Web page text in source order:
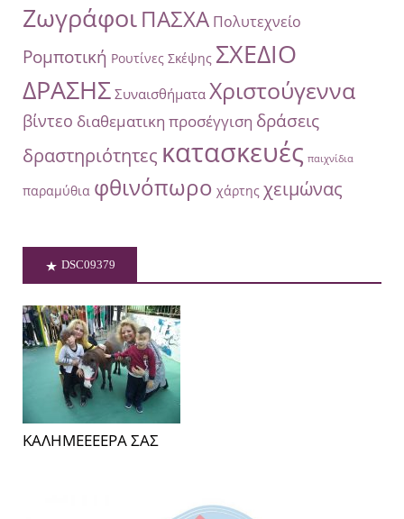
ΖωγράφοιΠΑΣΧΑ Πολυτεχνείο
Ρομποτική Ρουτίνες Σκέψης ΣΧΕΔΙΟ
ΔΡΑΣΗΣ Συναισθήματα Χριστούγεννα
βίντεο διαθεματικη προσέγγιση δράσεις
δραστηριότητες κατασκευές παιχνίδια
παραμύθια φθινόπωρο χάρτης χειμώνας
DSC09379
ΚΑΛΗΜΕΕΕΕΡΑ ΣΑΣ